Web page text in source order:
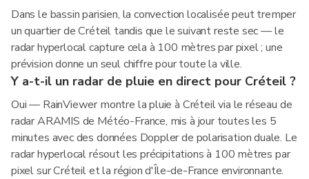
Dans le bassin parisien, la convection localisée peut tremper
un quartier de Créteil tandis que le suivant reste sec — le
radar hyperlocal capture cela à 100 mètres par pixel ; une
prévision donne un seul chiffre pour toute la ville.
Y a-t-il un radar de pluie en direct pour Créteil ?
Oui — RainViewer montre la pluie à Créteil via le réseau de
radar ARAMIS de Météo-France, mis à jour toutes les 5
minutes avec des données Doppler de polarisation duale. Le
radar hyperlocal résout les précipitations à 100 mètres par
pixel sur Créteil et la région d'Île-de-France environnante.